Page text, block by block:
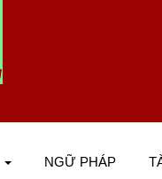
NGỮ PHÁP